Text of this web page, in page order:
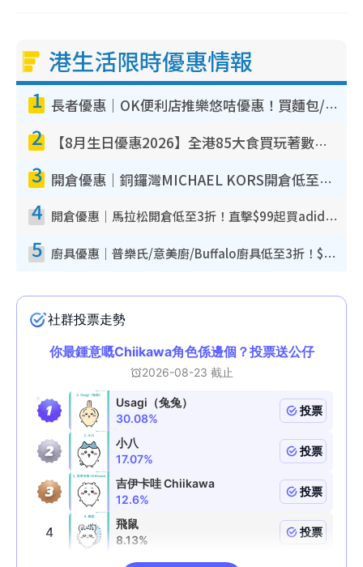
港生活限時優惠情報
1 長者優惠｜OK便利店推樂悠咭優惠！買麵包/牛奶/保健品拍卡即減
2 【8月生日優惠2026】全港85大食買玩著數攻略 自助餐/火鍋放題同行免費＋誠品/DONKI送現金券
3 開倉優惠｜銅鑼灣MICHAEL KORS開倉低至17折！直擊$500起買手袋/銀包/鞋款 必買經典Jet Set系列
4 開倉優惠｜馬拉松開倉低至3折！直擊$99起買adidas／New Balance／Puma鞋款 STANLEY保溫杯劈價至$119起
5 廚具優惠｜普樂氏/意美廚/Buffalo廚具低至3折！$89起買煎鍋／炒鑊／個人鍋 同場小家電激減至$99起